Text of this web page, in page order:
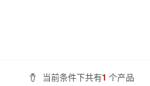
当前条件下共有1 个产品